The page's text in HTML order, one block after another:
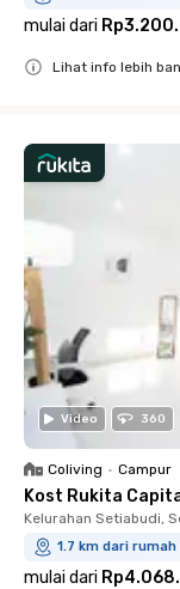
mulai dari
Lihat info lebih
Video 360
Coliving • Campur
Kost Rukita
Kelurahan Setiabudi,
1.7 km dari
mulai dari